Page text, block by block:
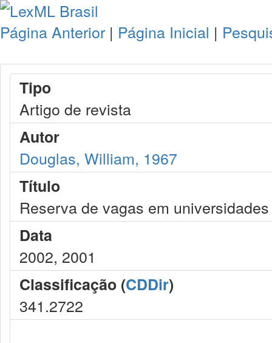
Página Anterior | Página Inicial |
Tipo
Artigo de revista
Autor
Douglas, William, 1967
Título
Reserva de vagas em
Data
2002, 2001
Classificação (CDDir)
341.2722